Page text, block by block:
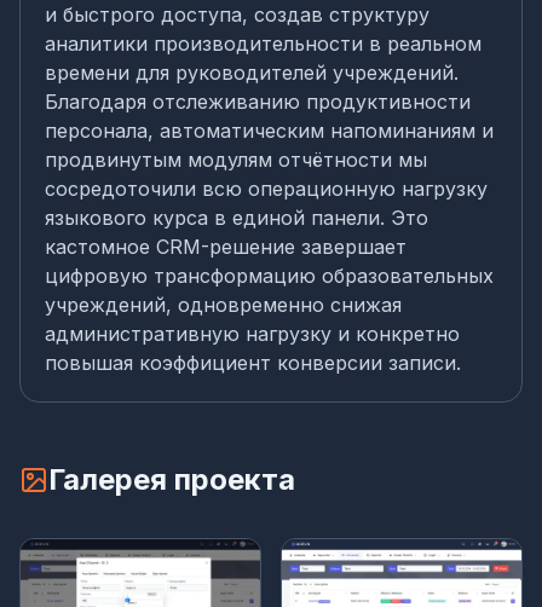
и быстрого доступа, создав структуру
аналитики производительности в реальном
времени для руководителей учреждений.
Благодаря отслеживанию продуктивности
персонала, автоматическим напоминаниям и
продвинутым модулям отчётности мы
сосредоточили всю операционную нагрузку
языкового курса в единой панели. Это
кастомное CRM-решение завершает
цифровую трансформацию образовательных
учреждений, одновременно снижая
административную нагрузку и конкретно
повышая коэффициент конверсии записи.
Галерея проекта